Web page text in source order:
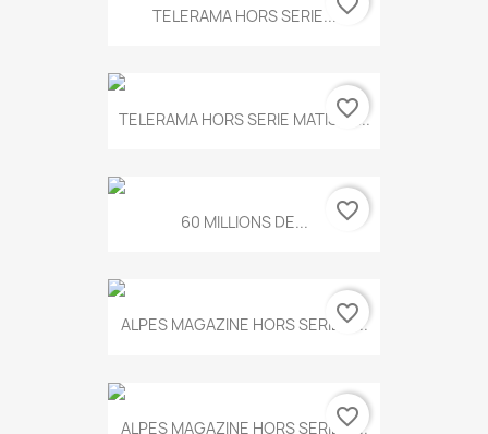
TELERAMA HORS SERIE...
TELERAMA HORS SERIE MATISSE...
favorite_border
60 MILLIONS DE... favorite_border
ALPES MAGAZINE HORS SERIE N...
favorite_border
ALPES MAGAZINE HORS SERIE N...
favorite_border